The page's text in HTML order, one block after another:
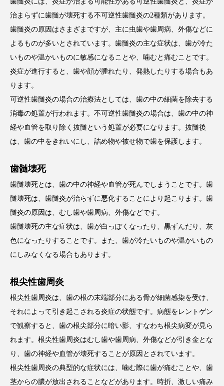
治まらずに歯髄が壊死する不可逆性歯髄炎の2種類があります。
歯髄炎の原因はさまざまですが、主に虫歯や歯周病、外傷などに
よるものが多いとされています。歯髄炎の主な症状は、歯が冷た
いものや温かいものに敏感になることや、噛むと痛むことです。
炎症が進行すると、歯や顔が腫れたり、発熱したりする場合もあ
ります。
可逆性歯髄炎の場合の治療法としては、歯の中の細菌を除去する
消毒の処置が行われます。不可逆性歯髄炎の場合は、歯の中の神
経や血管を取り除く抜髄という処置が必要になります。抜髄後
は、歯の中をきれいにし、詰め物や被せ物で歯を保護します。
歯髄壊死
歯髄壊死とは、歯の中の神経や血管が死んでしまうことです。歯
髄壊死は、歯髄炎が治らずに悪化することにより起こります。歯
髄炎の原因は、むし歯や歯周病、外傷などです。
歯髄壊死の主な症状は、歯が白っぽくなったり、黒ずんだり、灰
色になったりすることです。また、歯が冷たいものや温かいもの
にしみなくなる場合もあります。
根尖性歯周炎
根尖性歯周炎は、歯の根の末端部分にある骨が細菌感染を受け、
それによって引き起こされる炎症の状態です。病態をレントゲン
で観察すると、歯の根尖部分に暗い影、すなわち根尖病変が見ら
れます。根尖性歯周炎はむし歯や歯周病、外傷などが引き金とな
り、歯の神経や血管が壊死することが原因とされています。
根尖性歯周炎の典型的な症状には、噛む際に歯が痛むことや、歯
茎からの膿が放出されることなどがあります。時折、激しい痛み